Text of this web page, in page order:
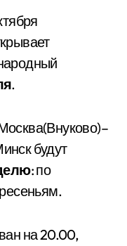
.
будут
: по
на 20.00,